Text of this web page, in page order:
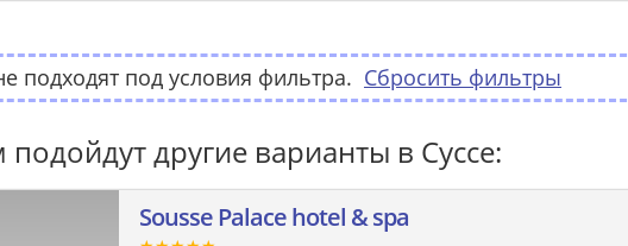
подходят под условия фильтра. Сбросить фильтры
другие варианты в Суссе:
Sousse Palace hotel & spa